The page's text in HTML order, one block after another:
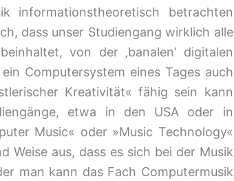
informationstheoretisch betrachten
dass unser Studiengang wirklich alle
von der ‚banalen’ digitalen
Computersystem eines Tages auch
Kreativität« fähig sein kann
etwa in den USA oder in
Music« oder »Music Technology«
Weise aus, dass es sich bei der Musik
man kann das Fach Computermusik